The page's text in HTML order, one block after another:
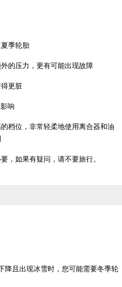
季轮胎
的压力，更有可能出现故障
更脏
响
档位，非常轻柔地使用离合器和油
，如果有疑问，请不要旅行。
降且出现冰雪时，您可能需要冬季轮